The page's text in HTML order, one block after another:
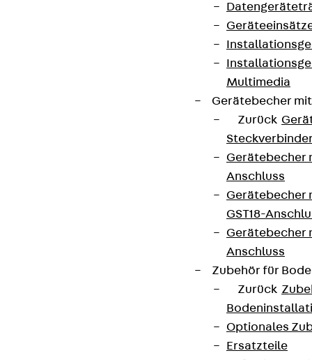
Multimedia
Gerätebecher
Zurück
Gerätebecher
Anschluss
Gerätebecher
GST18-
Gerätebecher
Anschluss
Zubehör für
Zurück
Optionales
Ersatzteile